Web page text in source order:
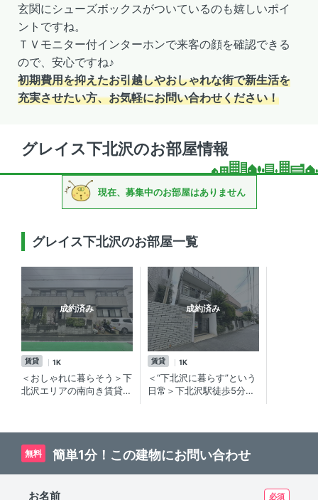
玄関にシューズボックスがついているのも嬉しいポイ
ントですね。
ＴＶモニター付インターホンで来客の顔を確認できる
ので、安心ですね♪
初期費用を抑えたお引越しやおしゃれな街で新生活を
充実させたい方、お気軽にお問い合わせください！
グレイス下北沢のお部屋情報
現在、募集中のお部屋はありません
グレイス下北沢のお部屋一覧
成約済み
賃貸 1K
＜おしゃれに暮らそう＞下
北沢エリアの南向き賃貸物
成約済み
賃貸 1K
＜“下北沢に暮らす”という
日常＞下北沢駅徒歩5分の
無料 簡単1分！この建物にお問い合わせ
お名前